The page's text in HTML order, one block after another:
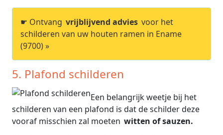
☛ Ontvang vrijblijvend advies voor het
schilderen van uw houten ramen in Ename
(9700) »
5. Plafond schilderen
Een belangrijk weetje bij het
schilderen van een plafond is dat de schilder deze
vooraf misschien zal moeten witten of sauzen.